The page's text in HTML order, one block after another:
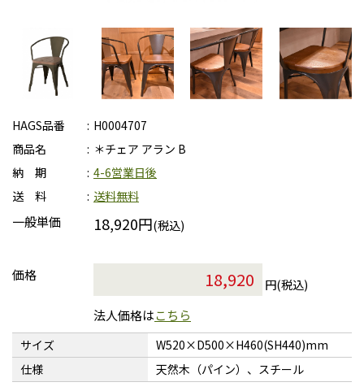
HAGS品番
H0004707
商品名
＊チェア アラン B
納 期
4-6営業日後
送 料
送料無料
一般単価 18,920円(税込)
価格
円(税込)
法人価格はこちら
サイズ
W520×D500×H460(SH440)mm
仕様
天然木（パイン）、スチール